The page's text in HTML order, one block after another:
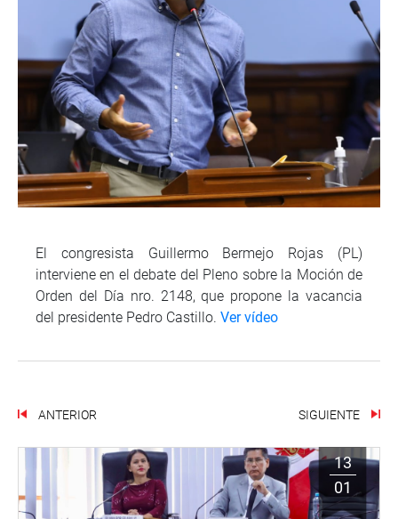
El congresista Guillermo Bermejo Rojas (PL)
interviene en el debate del Pleno sobre la Moción de
Orden del Día nro. 2148, que propone la vacancia
del presidente Pedro Castillo. Ver vídeo
ANTERIOR SIGUIENTE
13
01